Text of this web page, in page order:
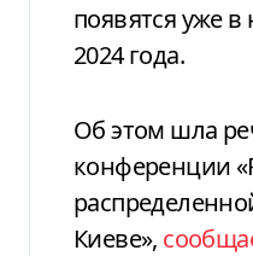
появятся уже в
2024 года.
Об этом шла речь во время
конференции
Киеве»,